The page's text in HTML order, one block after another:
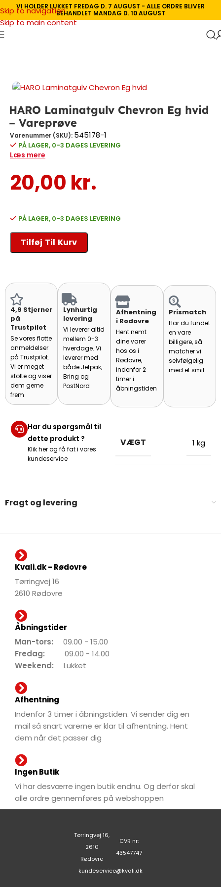
Skip to navigation
Skip to main content
VI HOLDER LUKKET FREDAG D. 7 AUGUST - ALLE ORDRE BLIVER
BEHANDLET MANDAG D. 10 AUGUST
HARO Laminatgulv Chevron Eg hvid –
Vareprøve
Varenummer (SKU):545178-1
PÅ LAGER, 0-3 DAGES LEVERING
Læs mere
20,00kr.
PÅ LAGER, 0-3 DAGES LEVERING
Tilføj Til Kurv
4,9 Stjerner
på Trustpilot
Se vores flotte
anmeldelser på
Trustpilot. Vi er
meget stolte og
viser dem
gerne frem
Lynhurtig
levering
Vi leverer altid
mellem 0-3
hverdage. Vi
leverer med
både Jetpak,
Bring og
PostNord
Afhentning i
Rødovre
Hent nemt dine
varer hos os i
Rødovre,
indenfor 2 timer
i åbningstiden
Prismatch
Har du fundet
en vare
billigere, så
matcher vi
selvfølgelig
med et smil
dette produkt ?
Klik her og få fat i vores
kundeservice
Kvali.dk - Rødovre
Tørringvej 16
2610 Rødovre
Åbningstider
Man-tors:09.00 - 15.00
Fredag:
09.00 - 14.00
Weekend:
Lukket
Afhentning
Indenfor 3 timer i åbningstiden. Vi sender dig en mail så
snart varerne er klar til afhentning. Hent dem når det passer
dig
Ingen Butik
Vi har desværre ingen butik endnu. Og derfor skal alle ordre
gennemføres på webshoppen
2610 Rødovre
43547747
kundeservice@kvali.dk